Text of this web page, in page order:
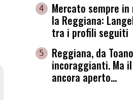
4
Mercato sempre
la Reggiana:
tra i profili seguiti
5
Reggiana, da
incoraggianti. Ma
ancora aperto...